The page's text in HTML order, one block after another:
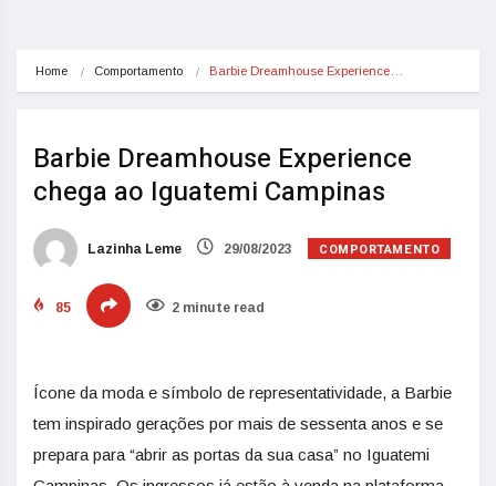
Home Comportamento Barbie Dreamhouse Experience…
Barbie Dreamhouse Experience
chega ao Iguatemi Campinas
Lazinha Leme 29/08/2023 COMPORTAMENTO
85 2 minute read
Ícone da moda e símbolo de representatividade, a Barbie
tem inspirado gerações por mais de sessenta anos e se
prepara para “abrir as portas da sua casa” no Iguatemi